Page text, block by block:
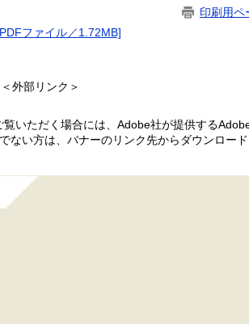
印刷用ペ
ファイル／1.72MB]
＜外部リンク＞
いただく場合には、Adobe社が提供する
ない方は、バナーのリンク先からダウンロード